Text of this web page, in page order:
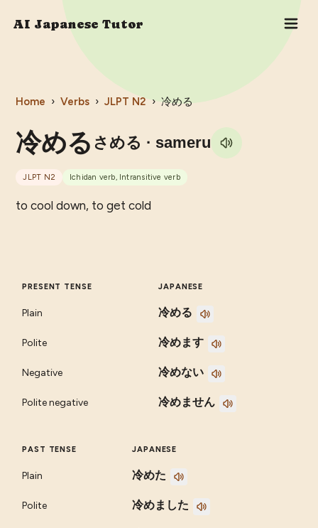
AI Japanese Tutor
Home › Verbs › JLPT N2 › 冷める
冷める さめる · sameru
JLPT N2 Ichidan verb, Intransitive verb
to cool down, to get cold
PRESENT TENSE JAPANESE
Plain 冷める
Polite 冷めます
Negative 冷めない
Polite negative 冷めません
PAST TENSE JAPANESE
Plain 冷めた
Polite 冷めました